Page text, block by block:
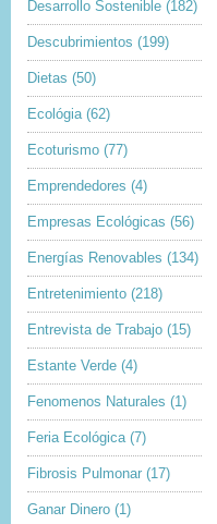
Desarrollo Sostenible (182)
Descubrimientos (199)
Dietas (50)
Ecológia (62)
Ecoturismo (77)
Emprendedores (4)
Empresas Ecológicas (56)
Energías Renovables (134)
Entretenimiento (218)
Entrevista de Trabajo (15)
Estante Verde (4)
Fenomenos Naturales (1)
Feria Ecológica (7)
Fibrosis Pulmonar (17)
Ganar Dinero (1)